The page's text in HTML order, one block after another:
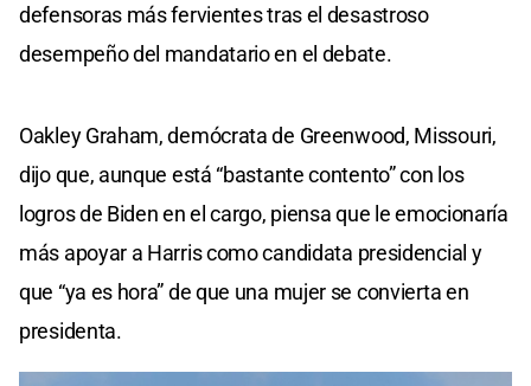
defensoras más fervientes tras el desastroso
desempeño del mandatario en el debate.
Oakley Graham, demócrata de Greenwood, Missouri,
dijo que, aunque está “bastante contento” con los
logros de Biden en el cargo, piensa que le emocionaría
más apoyar a Harris como candidata presidencial y
que “ya es hora” de que una mujer se convierta en
presidenta.